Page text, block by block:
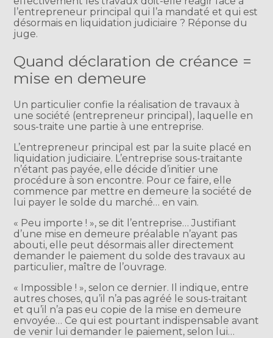
l’entrepreneur principal qui l’a mandaté et qui est
désormais en liquidation judiciaire ? Réponse du
juge.
Quand déclaration de créance =
mise en demeure
Un particulier confie la réalisation de travaux à
une société (entrepreneur principal), laquelle en
sous-traite une partie à une entreprise.
L’entrepreneur principal est par la suite placé en
liquidation judiciaire. L’entreprise sous-traitante
n’étant pas payée, elle décide d’initier une
procédure à son encontre. Pour ce faire, elle
commence par mettre en demeure la société de
lui payer le solde du marché… en vain.
« Peu importe ! », se dit l’entreprise… Justifiant
d’une mise en demeure préalable n’ayant pas
abouti, elle peut désormais aller directement
demander le paiement du solde des travaux au
particulier, maître de l’ouvrage.
« Impossible ! », selon ce dernier. Il indique, entre
autres choses, qu’il n’a pas agréé le sous-traitant
et qu’il n’a pas eu copie de la mise en demeure
envoyée… Ce qui est pourtant indispensable avant
de venir lui demander le paiement, selon lui…